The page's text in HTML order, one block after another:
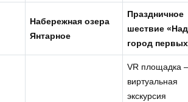
Набережная озера
Янтарное
Праздничное
шествие
город
VR площадка
виртуальная
экскурсия